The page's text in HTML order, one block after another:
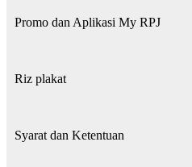
Promo dan Aplikasi My RPJ
Riz plakat
Syarat dan Ketentuan